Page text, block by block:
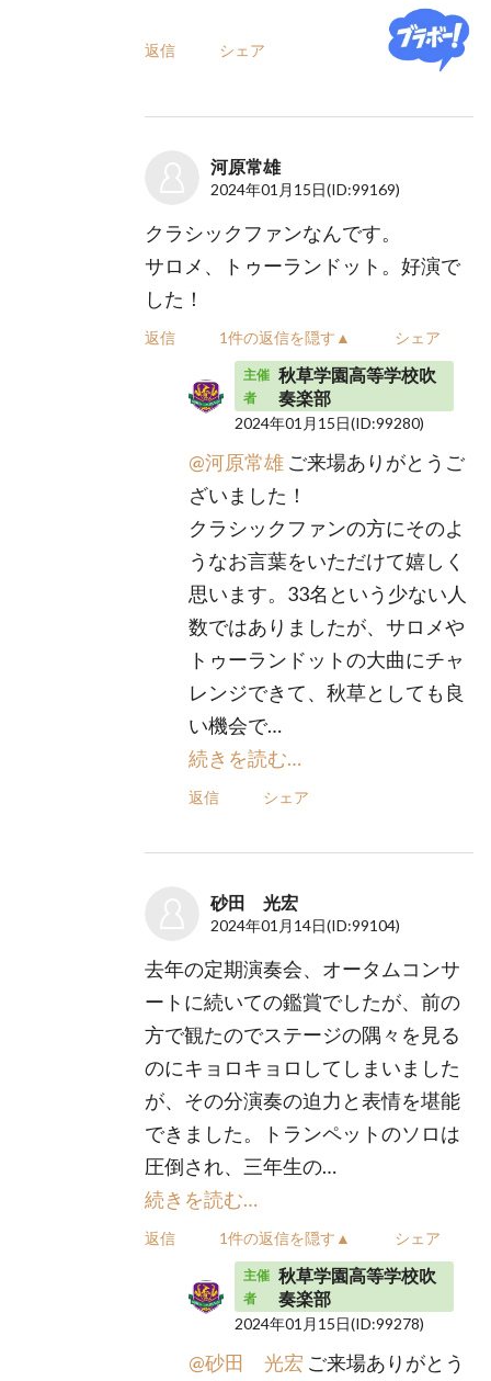
返信 シェア
河原常雄
2024年01月15日(ID:99169)
クラシックファンなんです。
サロメ、トゥーランドット。好演で
した！
返信 1件の返信を隠す▲ シェア
主催
者
秋草学園高等学校吹
奏楽部
2024年01月15日(ID:99280)
@河原常雄 ご来場ありがとうご
ざいました！
クラシックファンの方にそのよ
うなお言葉をいただけて嬉しく
思います。33名という少ない人
数ではありましたが、サロメや
トゥーランドットの大曲にチャ
レンジできて、秋草としても良
い機会で…
続きを読む…
返信 シェア
砂田 光宏
2024年01月14日(ID:99104)
去年の定期演奏会、オータムコンサ
ートに続いての鑑賞でしたが、前の
方で観たのでステージの隅々を見る
のにキョロキョロしてしまいました
が、その分演奏の迫力と表情を堪能
できました。トランペットのソロは
圧倒され、三年生の…
続きを読む…
返信 1件の返信を隠す▲ シェア
主催
者
秋草学園高等学校吹
奏楽部
2024年01月15日(ID:99278)
@砂田 光宏 ご来場ありがとう